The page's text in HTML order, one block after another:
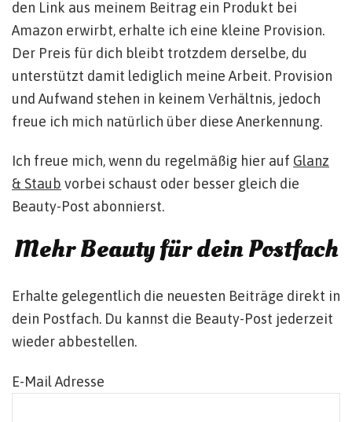
den Link aus meinem Beitrag ein Produkt bei
Amazon erwirbt, erhalte ich eine kleine Provision.
Der Preis für dich bleibt trotzdem derselbe, du
unterstützt damit lediglich meine Arbeit. Provision
und Aufwand stehen in keinem Verhältnis, jedoch
freue ich mich natürlich über diese Anerkennung.
Ich freue mich, wenn du regelmäßig hier auf Glanz
& Staub vorbei schaust oder besser gleich die
Beauty-Post abonnierst.
Mehr Beauty für dein Postfach
Erhalte gelegentlich die neuesten Beiträge direkt in
dein Postfach. Du kannst die Beauty-Post jederzeit
wieder abbestellen.
E-Mail Adresse